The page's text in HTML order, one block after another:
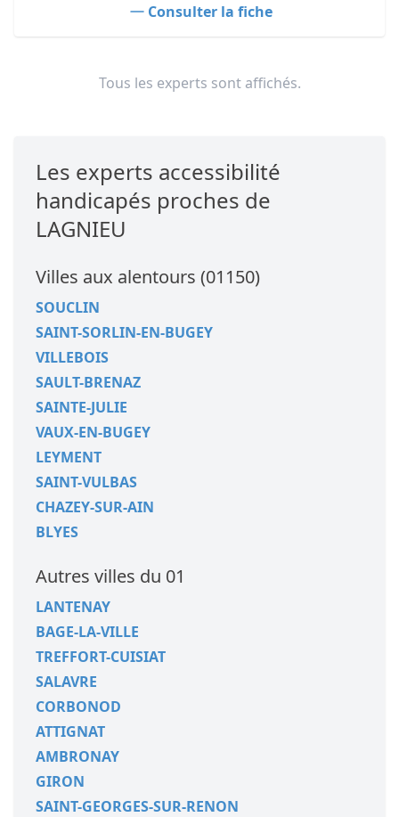
Consulter la fiche
Tous les experts sont affichés.
Les experts accessibilité
handicapés proches de
LAGNIEU
Villes aux alentours (01150)
SOUCLIN
SAINT-SORLIN-EN-BUGEY
VILLEBOIS
SAULT-BRENAZ
SAINTE-JULIE
VAUX-EN-BUGEY
LEYMENT
SAINT-VULBAS
CHAZEY-SUR-AIN
BLYES
Autres villes du 01
LANTENAY
BAGE-LA-VILLE
TREFFORT-CUISIAT
SALAVRE
CORBONOD
ATTIGNAT
AMBRONAY
GIRON
SAINT-GEORGES-SUR-RENON